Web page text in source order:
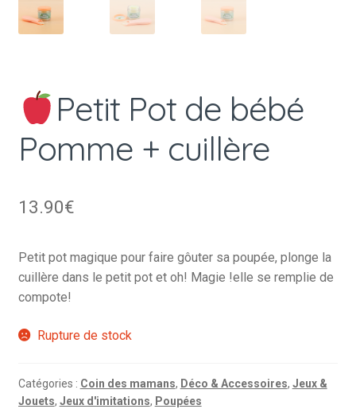
Petit Pot de bébé
Pomme + cuillère
13.90€
Petit pot magique pour faire gôuter sa poupée, plonge la
cuillère dans le petit pot et oh! Magie !elle se remplie de
compote!
Rupture de stock
Catégories : Coin des mamans, Déco & Accessoires, Jeux &
Jouets, Jeux d'imitations, Poupées